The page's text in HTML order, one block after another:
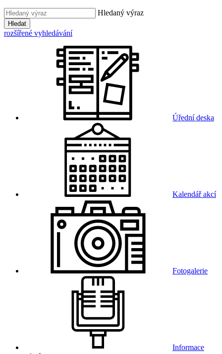
Hledaný výraz
Hledat
rozšířené vyhledávání
Úřední deska
Kalendář akcí
Fotogalerie
Informace